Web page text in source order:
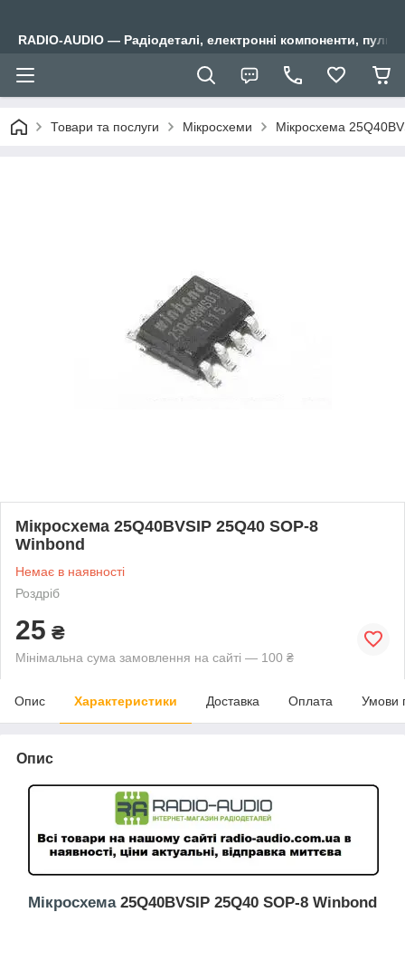
RADIO-AUDIO — Радіодеталі, електронні компоненти,
Товари та послуги Мікросхеми Мікросхема
Мікросхема 25Q40BVSIP 25Q40 SOP-8
Winbond
Немає в наявності
Роздріб
25 ₴
Мінімальна сума замовлення на сайті — 100 ₴
Опис Характеристики Доставка Оплата Умови
Опис
Мікросхема25Q40BVSIP 25Q40 SOP-8 Winbond